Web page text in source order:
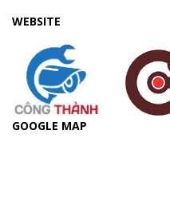
WEBSITE
GOOGLE MAP